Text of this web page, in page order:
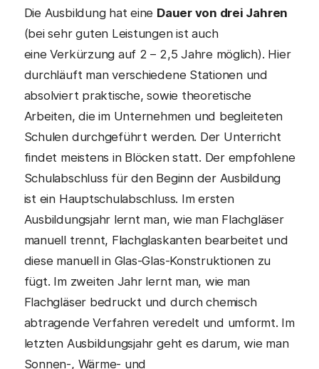
Die Ausbildung hat eine Dauer von drei Jahren
(bei sehr guten Leistungen ist auch
eine Verkürzung auf 2 – 2,5 Jahre möglich). Hier
durchläuft man verschiedene Stationen und
absolviert praktische, sowie theoretische
Arbeiten, die im Unternehmen und begleiteten
Schulen durchgeführt werden. Der Unterricht
findet meistens in Blöcken statt. Der empfohlene
Schulabschluss für den Beginn der Ausbildung
ist ein Hauptschulabschluss. Im ersten
Ausbildungsjahr lernt man, wie man Flachgläser
manuell trennt, Flachglaskanten bearbeitet und
diese manuell in Glas-Glas-Konstruktionen zu
fügt. Im zweiten Jahr lernt man, wie man
Flachgläser bedruckt und durch chemisch
abtragende Verfahren veredelt und umformt. Im
letzten Ausbildungsjahr geht es darum, wie man
Sonnen-, Wärme- und